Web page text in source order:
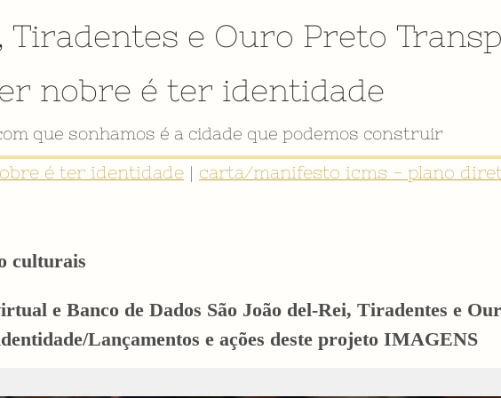
Tiradentes e Ouro Preto
nobre é ter identidade
VÍDEO INSTITUCIONAL
é ter identidade | carta/manifesto icms - plano
culturais
e Banco de Dados São João del-Rei, Tiradentes e
Lançamentos e ações deste projeto IMAGENS